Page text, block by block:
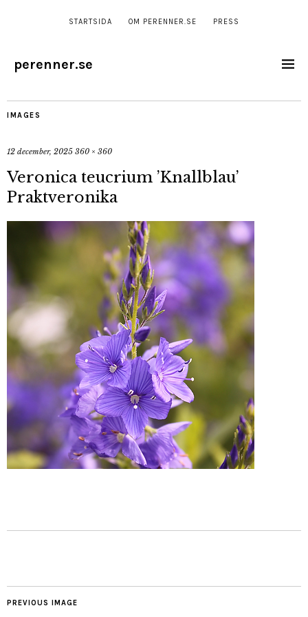
STARTSIDA OM PERENNER.SE PRESS
perenner.se
IMAGES
12 december, 2025 360 × 360
Veronica teucrium ’Knallblau’
Praktveronika
PREVIOUS IMAGE